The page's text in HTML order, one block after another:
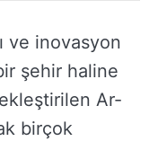
ve inovasyon
şehir haline
Ar-
birçok